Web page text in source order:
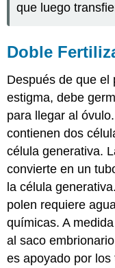
que luego
Doble
Después de que el
estigma, debe
para llegar al
contienen dos
célula generativa.
convierte en un
la célula
polen requiere
químicas. A
al saco
es apoyado por